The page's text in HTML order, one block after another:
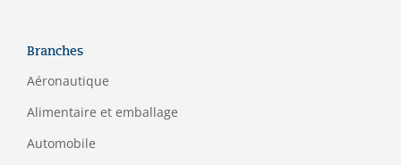
Branches
Aéronautique
Alimentaire et emballage
Automobile